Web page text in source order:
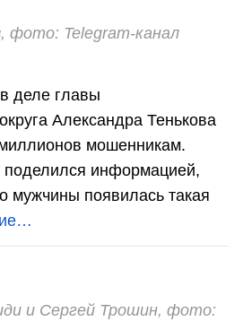
фото: Telegram-канал
деле главы
Александра Тенькова
мошенникам.
поделился информацией,
мужчины появилась такая
и Сергей Трошин, фото: